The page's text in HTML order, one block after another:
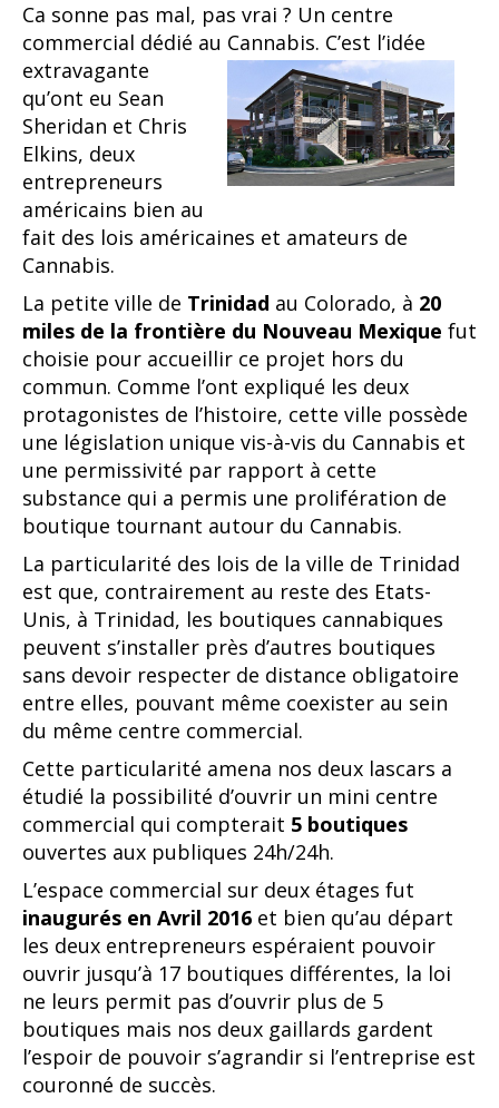
Ca sonne pas mal, pas vrai ? Un centre
commercial dédié au Cannabis. C’est l’idée
extravagante
qu’ont eu Sean
Sheridan et Chris
Elkins, deux
entrepreneurs
américains bien au
fait des lois américaines et amateurs de
Cannabis.
La petite ville de Trinidad au Colorado, à 20
miles de la frontière du Nouveau Mexique fut
choisie pour accueillir ce projet hors du
commun. Comme l’ont expliqué les deux
protagonistes de l’histoire, cette ville possède
une législation unique vis-à-vis du Cannabis et
une permissivité par rapport à cette
substance qui a permis une prolifération de
boutique tournant autour du Cannabis.
La particularité des lois de la ville de Trinidad
est que, contrairement au reste des Etats-
Unis, à Trinidad, les boutiques cannabiques
peuvent s’installer près d’autres boutiques
sans devoir respecter de distance obligatoire
entre elles, pouvant même coexister au sein
du même centre commercial.
Cette particularité amena nos deux lascars a
étudié la possibilité d’ouvrir un mini centre
commercial qui compterait 5 boutiques
ouvertes aux publiques 24h/24h.
L’espace commercial sur deux étages fut
inaugurés en Avril 2016 et bien qu’au départ
les deux entrepreneurs espéraient pouvoir
ouvrir jusqu’à 17 boutiques différentes, la loi
ne leurs permit pas d’ouvrir plus de 5
boutiques mais nos deux gaillards gardent
l’espoir de pouvoir s’agrandir si l’entreprise est
couronné de succès.